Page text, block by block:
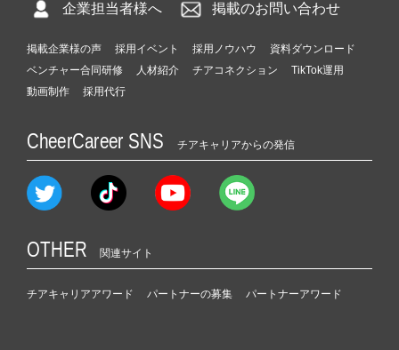
企業担当者様へ 掲載のお問い合わせ
掲載企業様の声 採用イベント 採用ノウハウ
資料ダウンロード
ベンチャー合同研修
人材紹介 チアコネクション
TikTok運用
動画制作
採用代行
CheerCareer SNS チアキャリアからの発信
OTHER 関連サイト
チアキャリアアワード パートナーの募集 パートナーアワード